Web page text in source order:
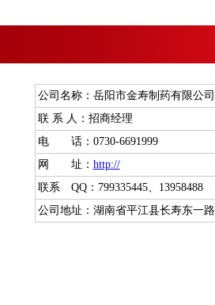
公司名称：岳阳市金寿制药有限公司
联 系 人：招商经理
电 话：0730-6691999
网 址： http://
联系 QQ：799335445、13958488
公司地址：湖南省平江县长寿东一路